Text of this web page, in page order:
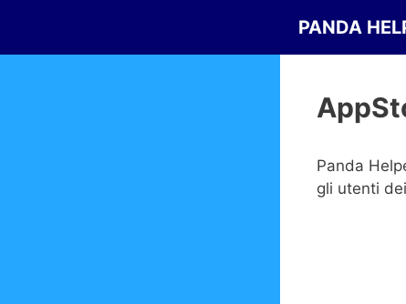
contenuto
PANDA
Panda
gli utenti